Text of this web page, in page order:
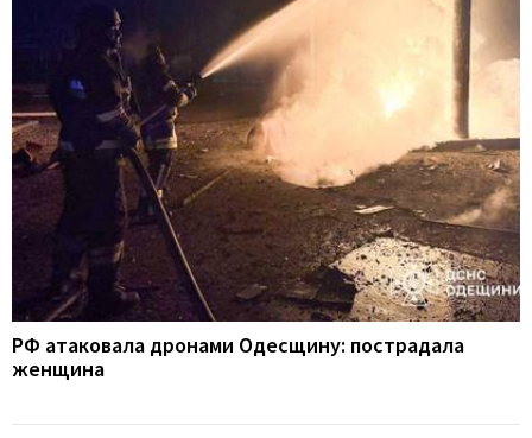
РФ атаковала дронами Одесщину: пострадала
женщина